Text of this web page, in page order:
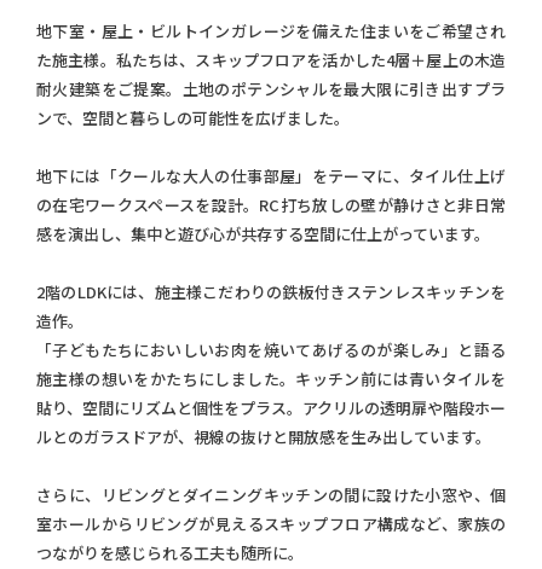
地下室・屋上・ビルトインガレージを備えた住まいをご希望され
た施主様。私たちは、スキップフロアを活かした4層＋屋上の木造
耐火建築をご提案。土地のポテンシャルを最大限に引き出すプラ
ンで、空間と暮らしの可能性を広げました。
地下には「クールな大人の仕事部屋」をテーマに、タイル仕上げ
の在宅ワークスペースを設計。RC打ち放しの壁が静けさと非日常
感を演出し、集中と遊び心が共存する空間に仕上がっています。
2階のLDKには、施主様こだわりの鉄板付きステンレスキッチンを
造作。
「子どもたちにおいしいお肉を焼いてあげるのが楽しみ」と語る
施主様の想いをかたちにしました。キッチン前には青いタイルを
貼り、空間にリズムと個性をプラス。アクリルの透明扉や階段ホー
ルとのガラスドアが、視線の抜けと開放感を生み出しています。
さらに、リビングとダイニングキッチンの間に設けた小窓や、個
室ホールからリビングが見えるスキップフロア構成など、家族の
つながりを感じられる工夫も随所に。